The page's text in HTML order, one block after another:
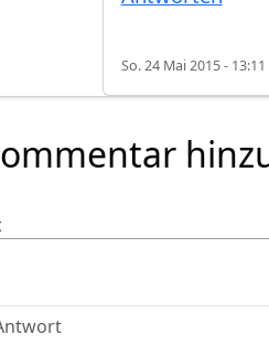
So. 24 Mai 2015 - 13:11